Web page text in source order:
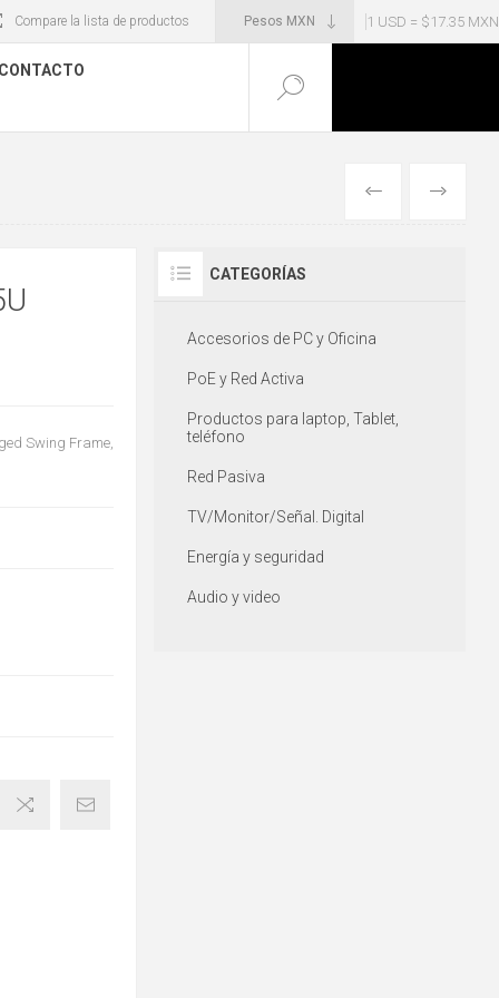
1 USD = $17.35 MXN
Compare la lista de productos
ANTERIOR
Swing Frame,
CATEGORÍAS
Accesorios de PC y Oficina
PoE y Red Activa
Productos para laptop, Tablet,
teléfono
Red Pasiva
TV/Monitor/Señal. Digital
Energía y seguridad
Audio y video